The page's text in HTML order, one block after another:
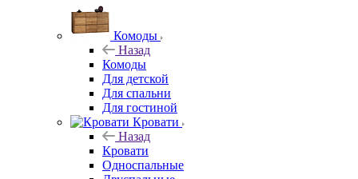
Комоды
Назад
Комоды
Для детской
Для спальни
Для гостиной
Кровати
Назад
Кровати
Односпальные